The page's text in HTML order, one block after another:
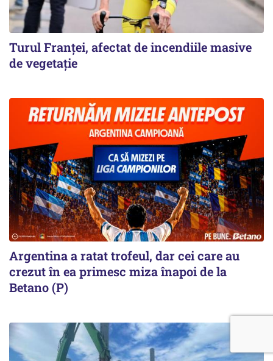
Turul Franţei, afectat de incendiile masive
de vegetaţie
Argentina a ratat trofeul, dar cei care au
crezut în ea primesc miza înapoi de la
Betano (P)